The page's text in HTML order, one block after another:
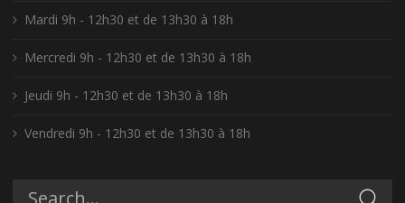
Mardi 9h - 12h30 et de 13h30 à 18h
Mercredi 9h - 12h30 et de 13h30 à 18h
Jeudi 9h - 12h30 et de 13h30 à 18h
Vendredi 9h - 12h30 et de 13h30 à 18h